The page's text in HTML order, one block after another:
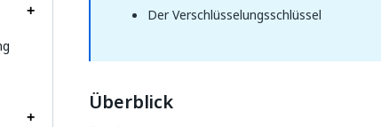
Der Verschlüsselungsschlüssel
Überblick